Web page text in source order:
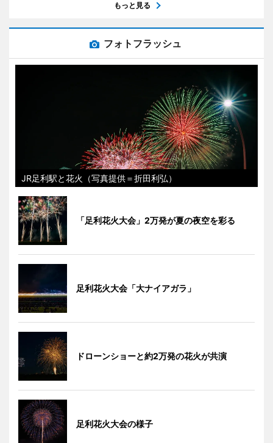
もっと見る
フォトフラッシュ
JR足利駅と花火（写真提供＝折田利弘）
「足利花火大会」2万発が夏の夜空を彩る
足利花火大会「大ナイアガラ」
ドローンショーと約2万発の花火が共演
足利花火大会の様子